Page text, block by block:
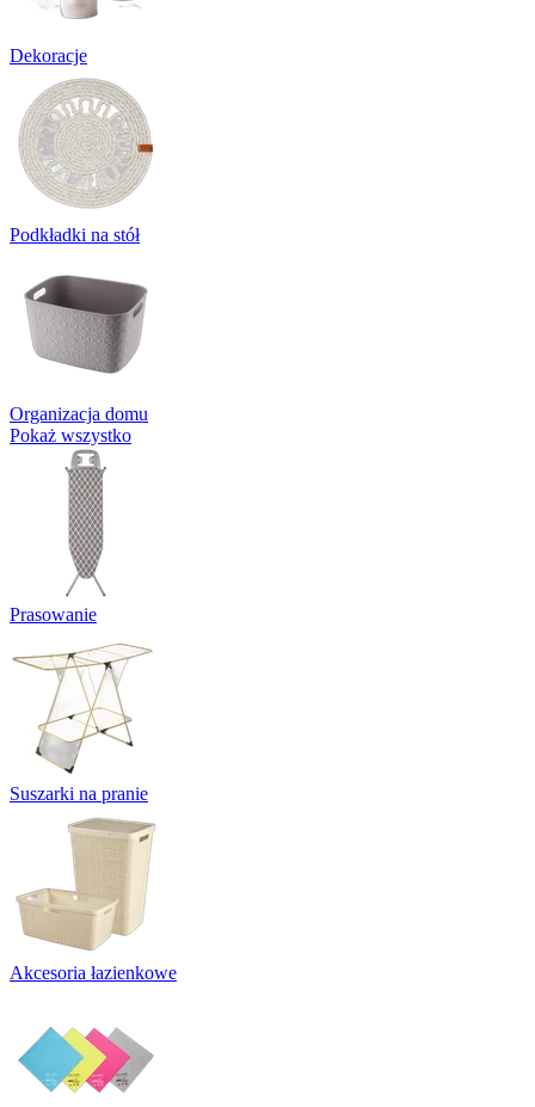
Dekoracje
Podkładki na stół
Organizacja domu
Pokaż wszystko
Prasowanie
Suszarki na pranie
Akcesoria łazienkowe